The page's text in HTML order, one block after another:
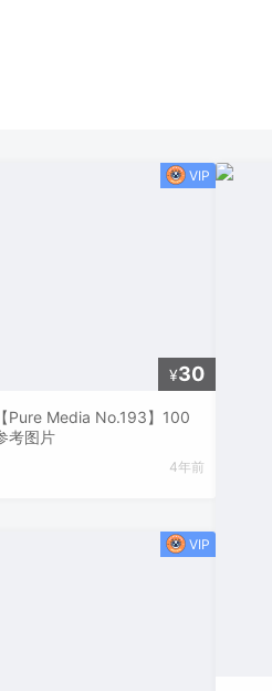
¥30
Pure Media No.193】100
考图片
4年前